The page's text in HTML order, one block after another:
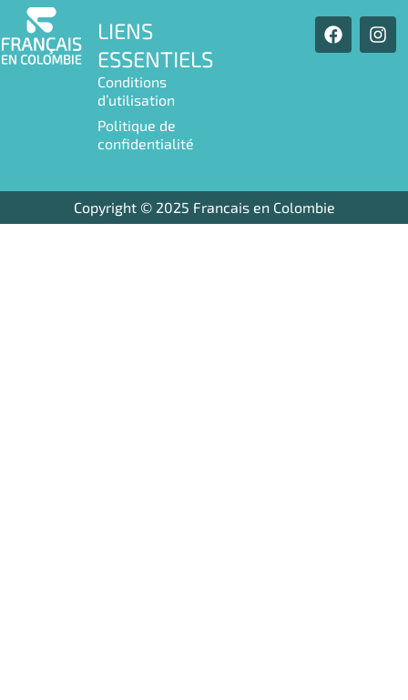
LIENS
ESSENTIELS
Conditions
d’utilisation
Politique de
confidentialité
F
a
I
n
Copyright © 2025 Francais en Colombie